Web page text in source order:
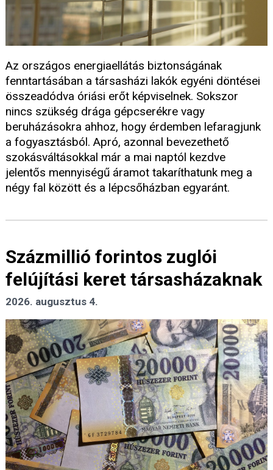
Az országos energiaellátás biztonságának
fenntartásában a társasházi lakók egyéni döntései
összeadódva óriási erőt képviselnek. Sokszor
nincs szükség drága gépcserékre vagy
beruházásokra ahhoz, hogy érdemben lefaragjunk
a fogyasztásból. Apró, azonnal bevezethető
szokásváltásokkal már a mai naptól kezdve
jelentős mennyiségű áramot takaríthatunk meg a
négy fal között és a lépcsőházban egyaránt.
Százmillió forintos zuglói
felújítási keret társasházaknak
2026. augusztus 4.